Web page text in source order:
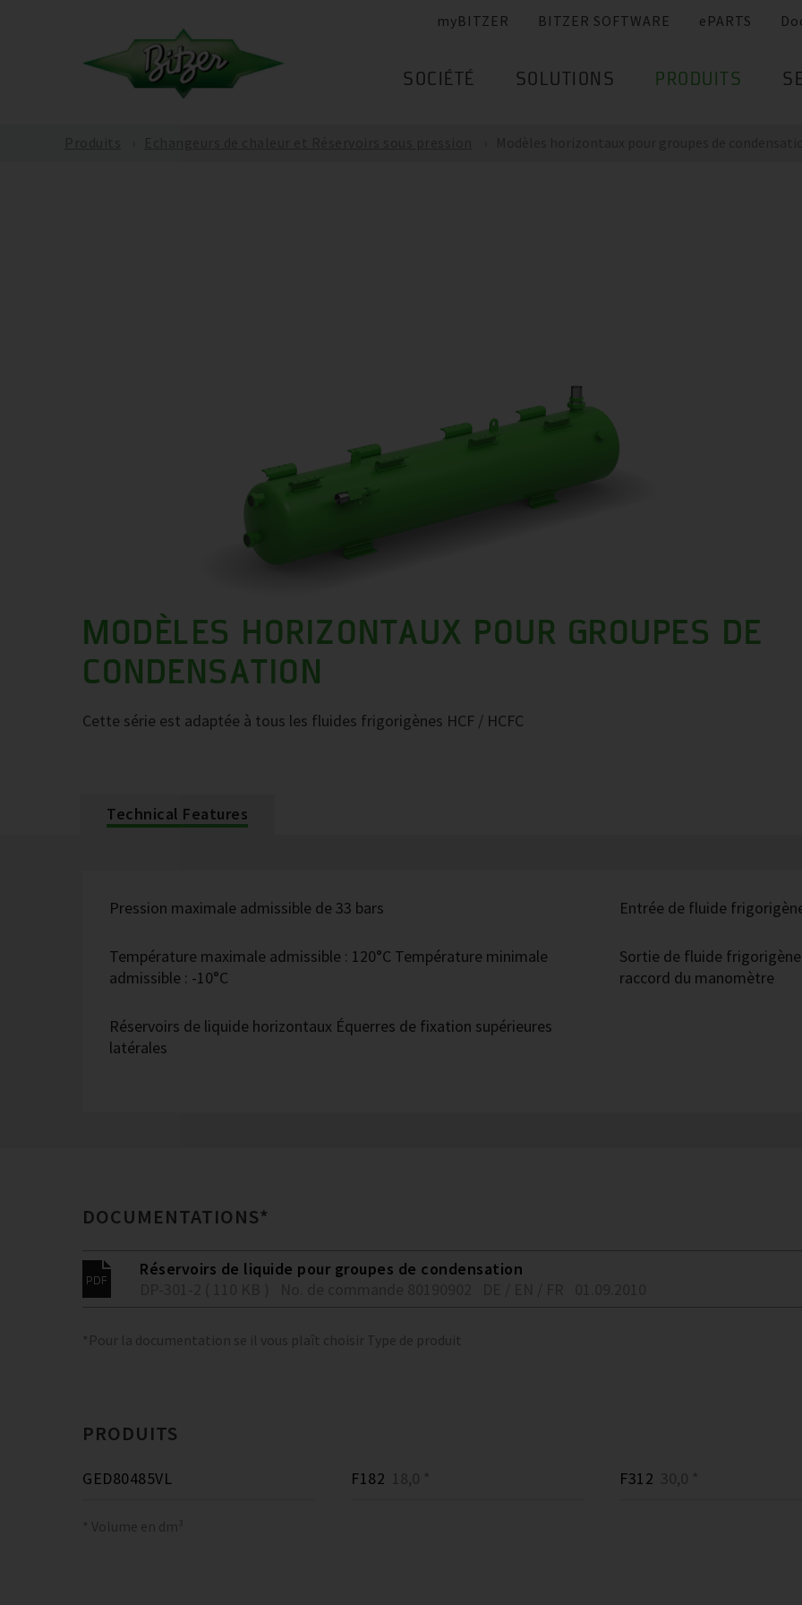
myBITZER BITZER SOFTWARE ePARTS
SOCIÉTÉ SOLUTIONS PRODUITS
MODÈLES HORIZONTAUX POUR GROUPES DE
CONDENSATION
Cette série est adaptée à tous les fluides frigorigènes HCF / HCFC
Technical Features
Pression maximale admissible de 33 bars
Température maximale admissible : 120°C Température minimale
admissible : -10°C
Réservoirs de liquide horizontaux Équerres de fixation supérieures
latérales
Entrée de fluide
Sortie de fluide
raccord du manomètre
DOCUMENTATIONS*
Réservoirs de liquide pour groupes de condensation
*Pour la documentation se il vous plaît choisir Type de produit
PRODUITS
GED80485VL F182 18,0 * F312 30,0 *
* Volume en dm³